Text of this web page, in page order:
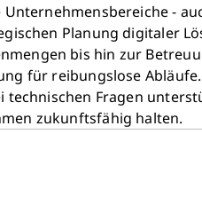
-
Planung digitaler
bis hin zur
für reibungslose
Fragen
zukunftsfähig halten.